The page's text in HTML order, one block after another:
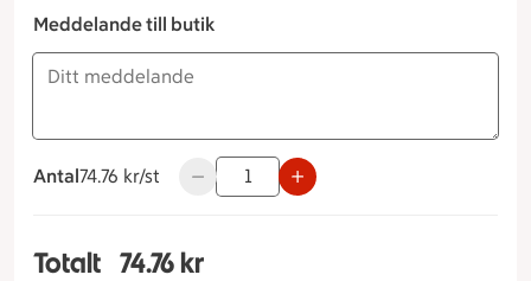
Meddelande till butik
Antal
74.76 kronor styck
74.76 kr/st Använd knapparna för att minska eller
Totalt Totalt 1 stycken Ost & skinksallad, 74.76 kronor
74.76 kr